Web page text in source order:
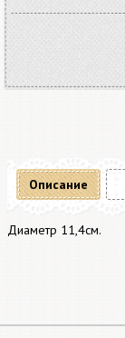
Описание
Диаметр 11,4см.